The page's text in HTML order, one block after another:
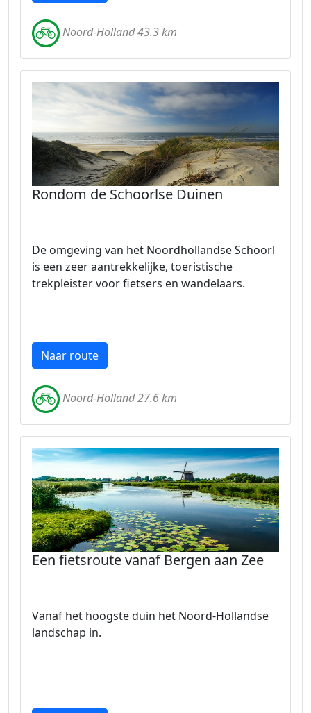
Noord-Holland 43.3 km
Rondom de Schoorlse Duinen
De omgeving van het Noordhollandse Schoorl
is een zeer aantrekkelijke, toeristische
trekpleister voor fietsers en wandelaars.
Naar route
Noord-Holland 27.6 km
Een fietsroute vanaf Bergen aan Zee
Vanaf het hoogste duin het Noord-Hollandse
landschap in.